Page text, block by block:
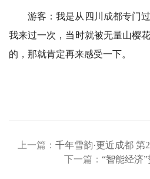
游客：我是从四川成都专门
我来过一次，当时就被无量山樱
的，那就肯定再来感受一下。
上一篇： 千年雪韵·更近成都 第
下一篇： “智能经济